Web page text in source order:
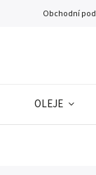
Obchodní
OLEJE